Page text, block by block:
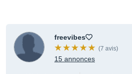
freevibes
(7 avis)
15 annonces